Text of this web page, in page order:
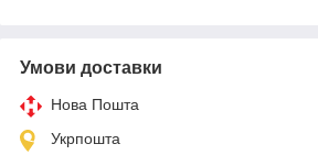
Умови доставки
Нова Пошта
Укрпошта